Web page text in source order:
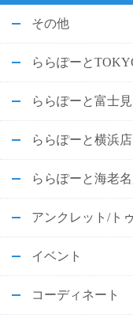
その他
ららぽーと
ららぽーと富士
ららぽーと横浜店
ららぽーと海老
アンクレット/ト
イベント
コーディネート